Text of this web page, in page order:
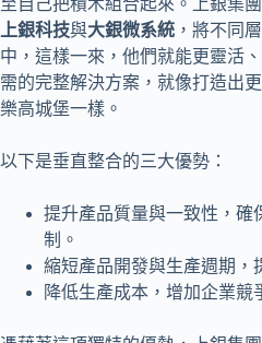
上銀科技與大銀微系統 ，將不同
中，這樣一來，他們就能更靈活
需的完整解決方案，就像打造出
樂高城堡一樣。
以下是垂直整合的三大優勢：
提升產品質量與一致性，確
制。
縮短產品開發與生產週期，
降低生產成本，增加企業競